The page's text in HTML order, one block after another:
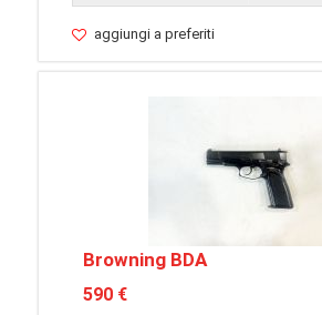
aggiungi a preferiti
Browning BDA
590 €